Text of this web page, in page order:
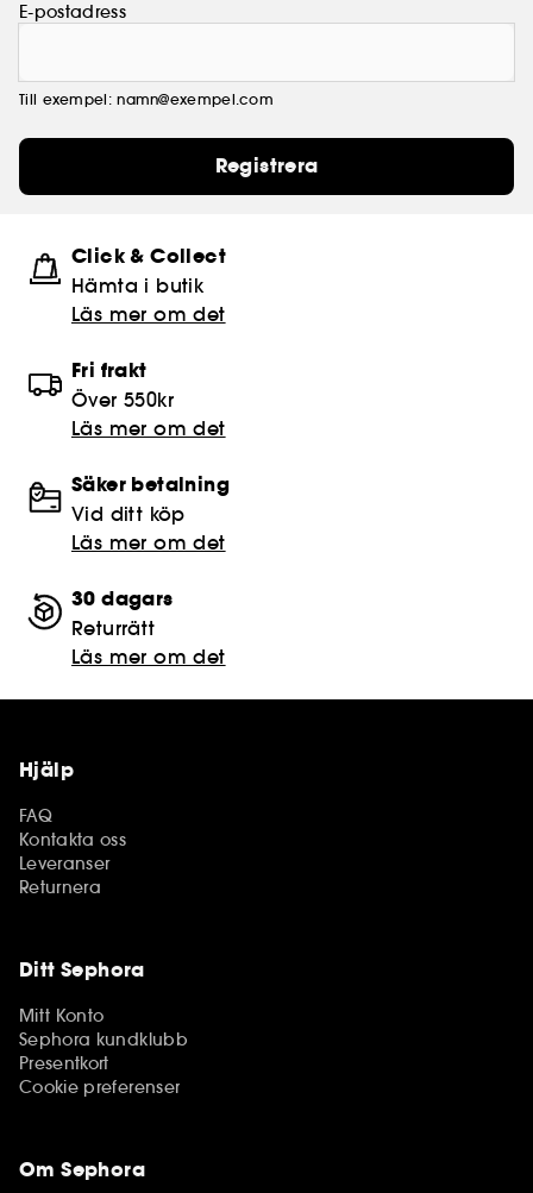
E-postadress
Till exempel: namn@exempel.com
Registrera
Click & Collect
Hämta i butik​
Läs mer om det
Fri frakt
Över 550kr
Läs mer om det
Säker betalning
Vid ditt köp
Läs mer om det
30 dagars
Returrätt
Läs mer om det
Hjälp
FAQ
Kontakta oss
Leveranser
Returnera
Ditt Sephora
Mitt Konto
Sephora kundklubb
Presentkort
Cookie preferenser
Om Sephora